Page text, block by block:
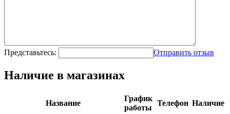
Представьтесь: Отправить отзыв
Наличие в магазинах
Название
График
работы
Телефон Наличие